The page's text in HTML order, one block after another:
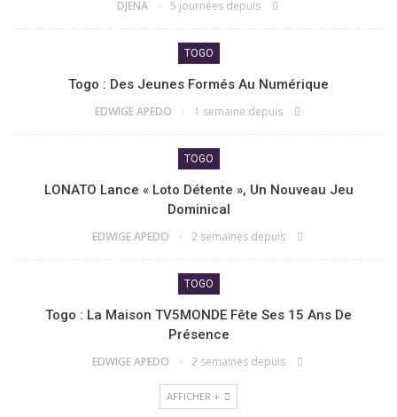
DJENA 5 journées depuis
TOGO
Togo : Des Jeunes Formés Au Numérique
EDWIGE APEDO 1 semaine depuis
TOGO
LONATO Lance « Loto Détente », Un Nouveau Jeu
Dominical
EDWIGE APEDO 2 semaines depuis
TOGO
Togo : La Maison TV5MONDE Fête Ses 15 Ans De
Présence
EDWIGE APEDO 2 semaines depuis
AFFICHER +